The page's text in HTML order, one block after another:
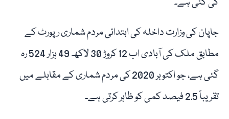
جاپان کی وزارت داخلہ کی ابتدائی مردم شماری رپورٹ کے
مطابق ملک کی آبادی اب 12 کروڑ 30 لاکھ 49 ہزار 524 رہ
گئی ہے، جو اکتوبر 2020 کی مردم شماری کے مقابلے میں
تقریباً 2.5 فیصد کمی کو ظاہر کرتی ہے۔